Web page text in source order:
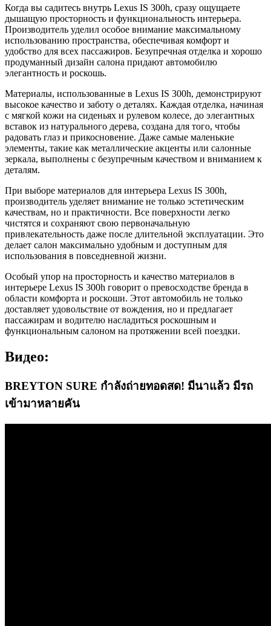
Когда вы садитесь внутрь Lexus IS 300h, сразу ощущаете
дышащую просторность и функциональность интерьера.
Производитель уделил особое внимание максимальному
использованию пространства, обеспечивая комфорт и
удобство для всех пассажиров. Безупречная отделка и хорошо
продуманный дизайн салона придают автомобилю
элегантность и роскошь.
Материалы, использованные в Lexus IS 300h, демонстрируют
высокое качество и заботу о деталях. Каждая отделка, начиная
с мягкой кожи на сиденьях и рулевом колесе, до элегантных
вставок из натурального дерева, создана для того, чтобы
радовать глаз и прикосновение. Даже самые маленькие
элементы, такие как металлические акценты или салонные
зеркала, выполнены с безупречным качеством и вниманием к
деталям.
При выборе материалов для интерьера Lexus IS 300h,
производитель уделяет внимание не только эстетическим
качествам, но и практичности. Все поверхности легко
чистятся и сохраняют свою первоначальную
привлекательность даже после длительной эксплуатации. Это
делает салон максимально удобным и доступным для
использования в повседневной жизни.
Особый упор на просторность и качество материалов в
интерьере Lexus IS 300h говорит о превосходстве бренда в
области комфорта и роскоши. Этот автомобиль не только
доставляет удовольствие от вождения, но и предлагает
пассажирам и водителю насладиться роскошным и
функциональным салоном на протяжении всей поездки.
Видео:
BREYTON SURE กำลังถ่ายทอดสด! มีนาแล้ว มีรถ
เข้ามาหลายคัน